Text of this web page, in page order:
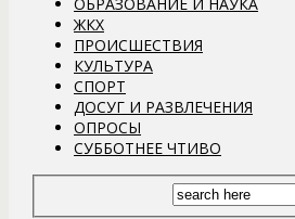
ЖКХ
ПРОИСШЕСТВИЯ
КУЛЬТУРА
СПОРТ
ДОСУГ И РАЗВЛЕЧЕНИЯ
ОПРОСЫ
СУББОТНЕЕ ЧТИВО